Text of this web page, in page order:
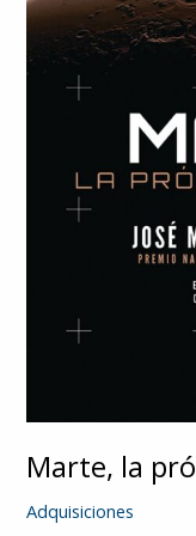
Marte, la
Adquisiciones